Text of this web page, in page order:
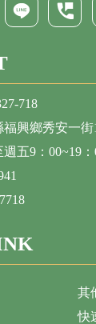
718
興鄉秀安一街
五9：00~19：
其
快